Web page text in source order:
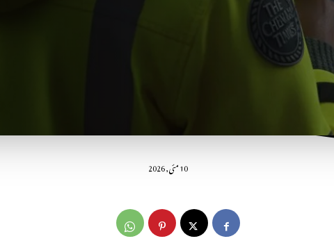
10 مئی, 2026